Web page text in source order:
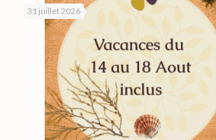
31 juillet 2026